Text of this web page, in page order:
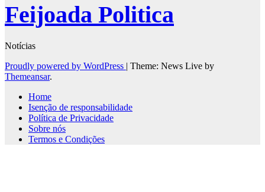
Feijoada Politica
Notícias
Proudly powered by WordPress | Theme: News Live by
Themeansar.
Home
Isenção de responsabilidade
Política de Privacidade
Sobre nós
Termos e Condições